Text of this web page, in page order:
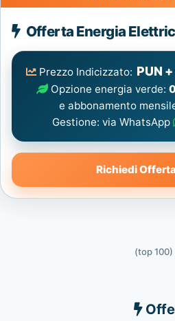
Energia
Elettrica
consigliata
Offerta Energia
Prezzo Indicizzato: PUN
Opzione energia verde:
e abbonamento
Gestione: via WhatsApp
Richiedi Offerta
(top 100)